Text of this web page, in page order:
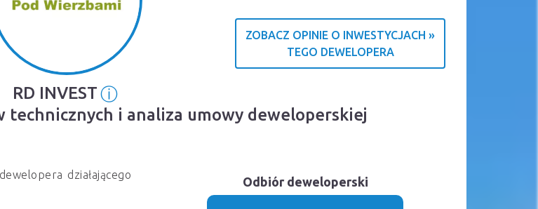
ZOBACZ OPINIE O INWESTYCJACH »
TEGO DEWELOPERA
RD INVESTⓘInformacja o źródle ocen
technicznych i analiza umowy deweloperskiej
działającego
Odbiór deweloperski